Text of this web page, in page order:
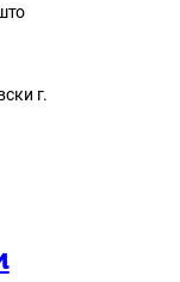
г.